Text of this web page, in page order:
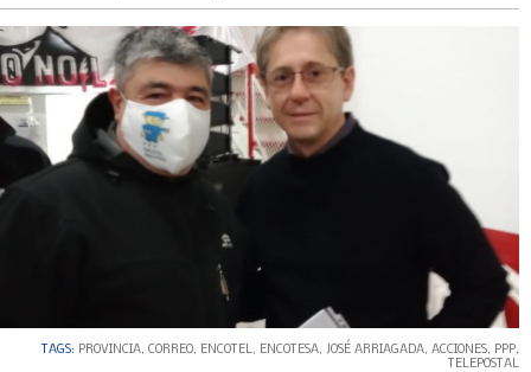
TAGS: PROVINCIA, CORREO, ENCOTEL, ENCOTESA, JOSÉ ARRIAGADA, ACCIONES, PPP,
TELEPOSTAL